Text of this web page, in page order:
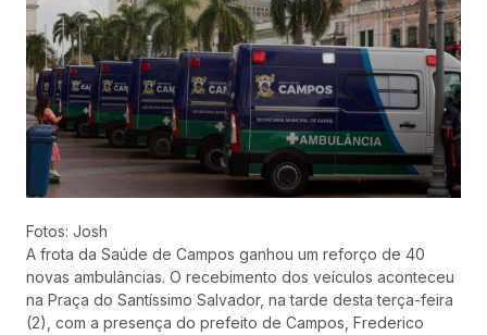
Fotos: Josh
A frota da Saúde de Campos ganhou um reforço de 40
novas ambulâncias. O recebimento dos veículos aconteceu
na Praça do Santíssimo Salvador, na tarde desta terça-feira
(2), com a presença do prefeito de Campos, Frederico